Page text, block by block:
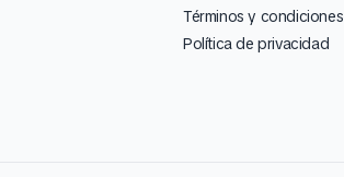
Términos y condiciones
Política de privacidad